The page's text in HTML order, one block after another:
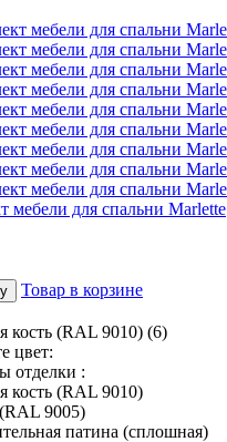
мебели для спальни Marlette
Товар в корзине
кость (RAL 9010) (6)
цвет:
отделки :
кость (RAL 9010)
9005)
патина (сплошная)